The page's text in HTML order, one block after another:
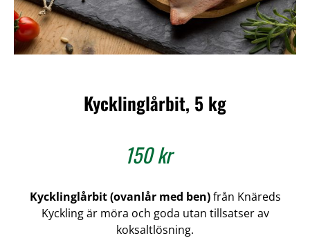
Kycklinglårbit, 5 kg
150kr
Kycklinglårbit (ovanlår med ben)från Knäreds
Kyckling är möra och goda utan tillsatser av
koksaltlösning.